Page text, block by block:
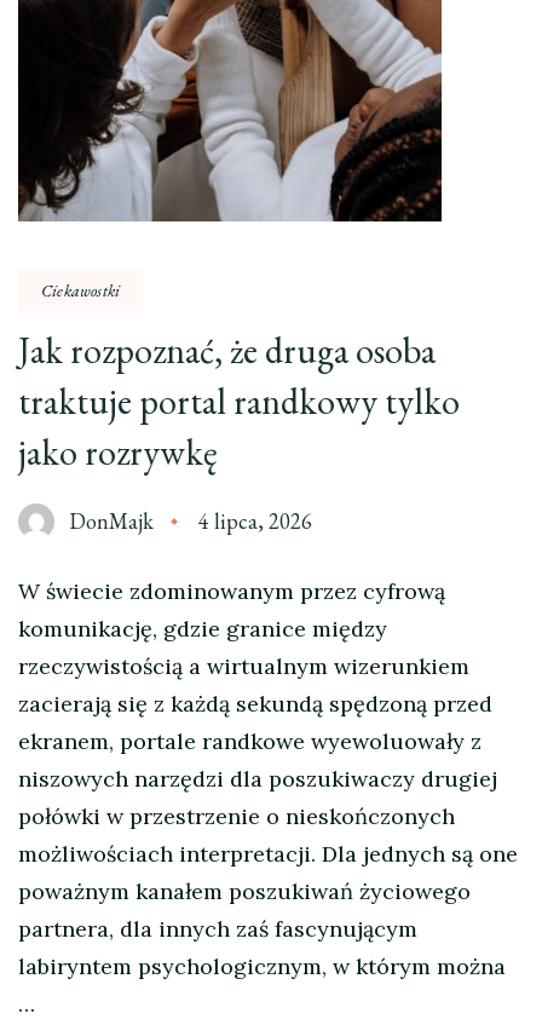
Ciekawostki
Jak rozpoznać, że druga osoba
traktuje portal randkowy tylko
jako rozrywkę
DonMajk 4 lipca, 2026
W świecie zdominowanym przez cyfrową
komunikację, gdzie granice między
rzeczywistością a wirtualnym wizerunkiem
zacierają się z każdą sekundą spędzoną przed
ekranem, portale randkowe wyewoluowały z
niszowych narzędzi dla poszukiwaczy drugiej
połówki w przestrzenie o nieskończonych
możliwościach interpretacji. Dla jednych są one
poważnym kanałem poszukiwań życiowego
partnera, dla innych zaś fascynującym
labiryntem psychologicznym, w którym można
…